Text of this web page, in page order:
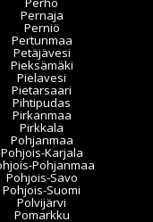
Pernaja
Perniö
Pertunmaa
Petäjävesi
Pieksämäki
Pielavesi
Pietarsaari
Pihtipudas
Pirkanmaa
Pirkkala
Pohjanmaa
Pohjois-Karjala
Pohjanmaa
Pohjois-Savo
Pohjois-Suomi
Polvijärvi
Pomarkku